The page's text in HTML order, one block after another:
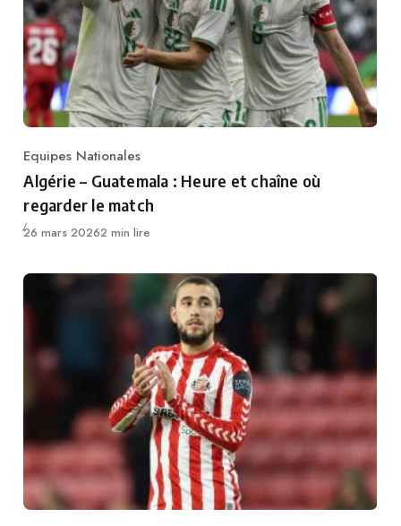
Category
Equipes Nationales
Algérie – Guatemala : Heure et chaîne où
regarder le match
Publié
26 mars 20262 min lire